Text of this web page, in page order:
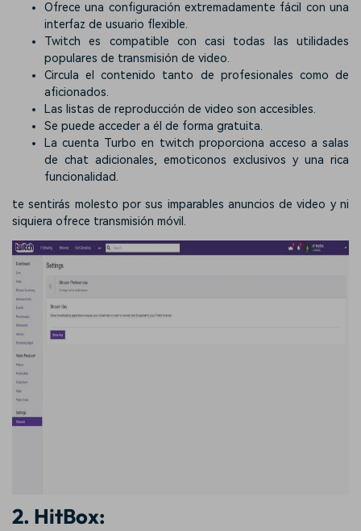
Ofrece una configuración extremadamente fácil con una
interfaz de usuario flexible.
Twitch es compatible con casi todas las utilidades
populares de transmisión de video.
Circula el contenido tanto de profesionales como de
aficionados.
Las listas de reproducción de video son accesibles.
Se puede acceder a él de forma gratuita.
La cuenta Turbo en twitch proporciona acceso a salas
de chat adicionales, emoticonos exclusivos y una rica
funcionalidad.
te sentirás molesto por sus imparables anuncios de video y ni
siquiera ofrece transmisión móvil.
2. HitBox: